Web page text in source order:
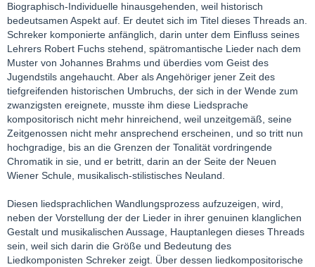
Biographisch-Individuelle hinausgehenden, weil historisch
bedeutsamen Aspekt auf. Er deutet sich im Titel dieses Threads an.
Schreker komponierte anfänglich, darin unter dem Einfluss seines
Lehrers Robert Fuchs stehend, spätromantische Lieder nach dem
Muster von Johannes Brahms und überdies vom Geist des
Jugendstils angehaucht. Aber als Angehöriger jener Zeit des
tiefgreifenden historischen Umbruchs, der sich in der Wende zum
zwanzigsten ereignete, musste ihm diese Liedsprache
kompositorisch nicht mehr hinreichend, weil unzeitgemäß, seine
Zeitgenossen nicht mehr ansprechend erscheinen, und so tritt nun
hochgradige, bis an die Grenzen der Tonalität vordringende
Chromatik in sie, und er betritt, darin an der Seite der Neuen
Wiener Schule, musikalisch-stilistisches Neuland.
Diesen liedsprachlichen Wandlungsprozess aufzuzeigen, wird,
neben der Vorstellung der der Lieder in ihrer genuinen klanglichen
Gestalt und musikalischen Aussage, Hauptanlegen dieses Threads
sein, weil sich darin die Größe und Bedeutung des
Liedkomponisten Schreker zeigt. Über dessen liedkompositorische